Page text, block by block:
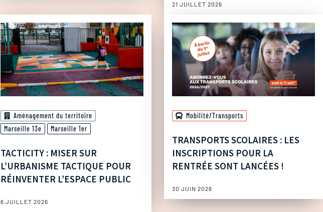
21 JUILLET 2026
Aménagement du territoire
Marseille 13e
Marseille 1er
TACTICITY : MISER SUR
L’URBANISME TACTIQUE POUR
RÉINVENTER L’ESPACE PUBLIC
6 JUILLET 2026
Mobilité/Transports
TRANSPORTS SCOLAIRES : LES
INSCRIPTIONS POUR LA
RENTRÉE SONT LANCÉES !
30 JUIN 2026